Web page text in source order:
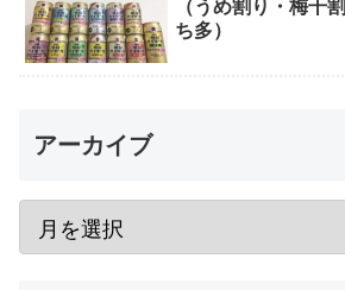
（うめ割り・梅干
ち多）
アーカイブ